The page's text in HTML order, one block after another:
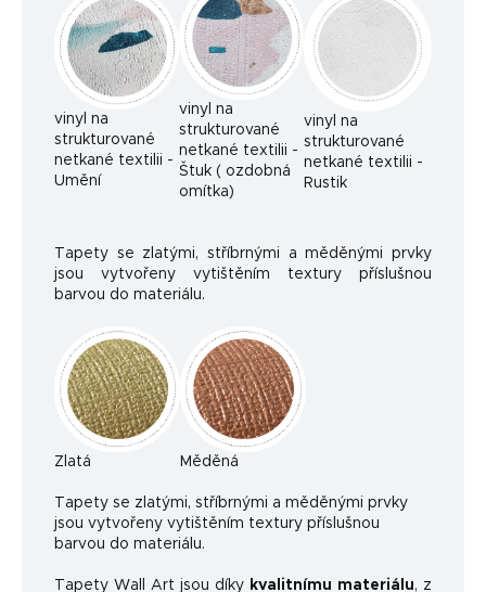
vinyl na
strukturované
netkané textilii -
Umění
vinyl na
strukturované
netkané textilii -
Štuk ( ozdobná
omítka)
vinyl na
strukturované
netkané textilii -
Rustik
Tapety se zlatými, stříbrnými a měděnými prvky
jsou vytvořeny vytištěním textury příslušnou
barvou do materiálu.
Zlatá Měděná
Tapety se zlatými, stříbrnými a měděnými prvky
jsou vytvořeny vytištěním textury příslušnou
barvou do materiálu.
Tapety Wall Art jsou díky kvalitnímu materiálu, z